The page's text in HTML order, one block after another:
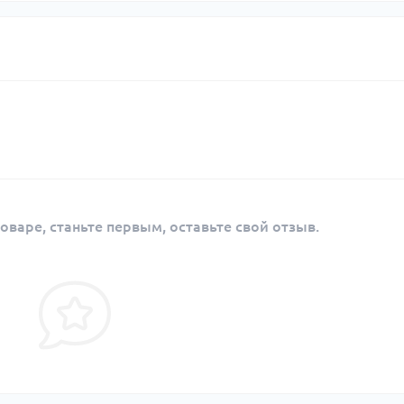
станьте первым, оставьте свой отзыв.